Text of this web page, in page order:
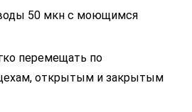
50 мкн с моющимся
перемещать по
открытым и закрытым